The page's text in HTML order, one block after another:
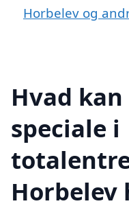
Horbelev og
Hvad
speciale i
Horbelev